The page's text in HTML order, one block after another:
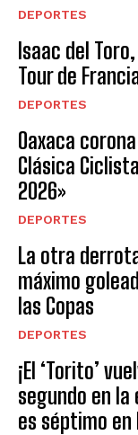
DEPORTES
Isaac del
Tour de
DEPORTES
Oaxaca
Clásica
2026»
DEPORTES
La otra
máximo
las Copas
DEPORTES
¡El ‘Torito’
segundo en la
es séptimo en